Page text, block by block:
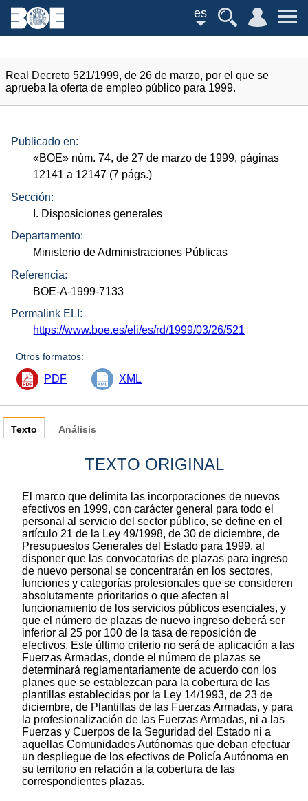
es
Real Decreto 521/1999, de 26 de marzo, por el que se
aprueba la oferta de empleo público para 1999.
Publicado en:
«BOE» núm. 74, de 27 de marzo de 1999, páginas
12141 a 12147 (7 págs.)
Sección:
I. Disposiciones generales
Departamento:
Ministerio de Administraciones Públicas
Referencia:
BOE-A-1999-7133
Permalink ELI:
https://www.boe.es/eli/es/rd/1999/03/26/521
Otros formatos:
PDF XML
Texto
TEXTO ORIGINAL
El marco que delimita las incorporaciones de nuevos
efectivos en 1999, con carácter general para todo el
personal al servicio del sector público, se define en el
artículo 21 de la Ley 49/1998, de 30 de diciembre, de
Presupuestos Generales del Estado para 1999, al
disponer que las convocatorias de plazas para ingreso
de nuevo personal se concentrarán en los sectores,
funciones y categorías profesionales que se consideren
absolutamente prioritarios o que afecten al
funcionamiento de los servicios públicos esenciales, y
que el número de plazas de nuevo ingreso deberá ser
inferior al 25 por 100 de la tasa de reposición de
efectivos. Este último criterio no será de aplicación a las
Fuerzas Armadas, donde el número de plazas se
determinará reglamentariamente de acuerdo con los
planes que se establezcan para la cobertura de las
plantillas establecidas por la Ley 14/1993, de 23 de
diciembre, de Plantillas de las Fuerzas Armadas, y para
la profesionalización de las Fuerzas Armadas, ni a las
Fuerzas y Cuerpos de la Seguridad del Estado ni a
aquellas Comunidades Autónomas que deban efectuar
un despliegue de los efectivos de Policía Autónoma en
su territorio en relación a la cobertura de las
correspondientes plazas.
Análisis